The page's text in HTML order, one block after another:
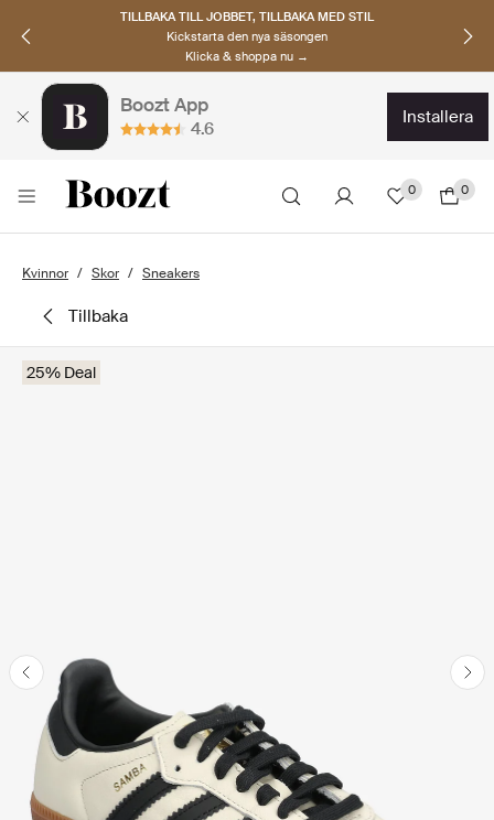
TILLBAKA TILL JOBBET, TILLBAKA MED STIL
Kickstarta den nya säsongen
Klicka & shoppa nu →
Boozt App
4.6
installera
0 0
Kvinnor Skor Sneakers
tillbaka
25% Deal